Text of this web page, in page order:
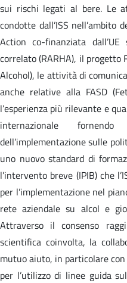
sui rischi legati al bere. Le
condotte dall’ISS
Action co-finanziata
correlato (RARHA), il progetto
Alcohol), le attività di
anche relative alla FASD
l’esperienza più rilevante e
internazionale
dell’implementazione sulle
uno nuovo standard di
l’intervento breve (IPIB) che
per l’implementazione nel
rete aziendale su alcol e
Attraverso il consenso
scientifica coinvolta, la
mutuo aiuto, in particolare con
per l’utilizzo di linee guida